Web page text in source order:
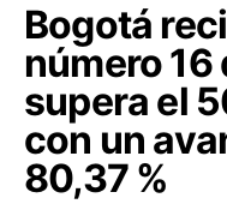
Bogotá
número 16
supera el
con un
80,37 %